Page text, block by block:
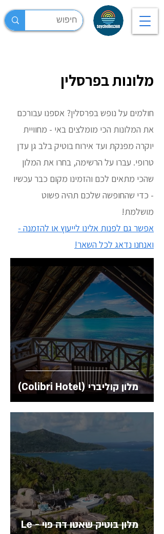
מלונות בפרסלין
חולמים על נופש בפרסלין? אספנו עבורכם
את המלונות הכי מומלצים באי - מחוויית
יוקרה מפנקת ועד אירוח בוטיק בלב גן עדן
טרופי. עברו על הרשימה, בחרו את המלון
שהכי מתאים לכם והזמינו מקום כבר עכשיו
- כדי שהחופשה שלכם תהיה פשוט
מושלמת!
אפשר גם לפנות אלינו לייעוץ או להזמנה -
ואנחנו נדאג לכל השאר!
מלון קוליברי (Colibri Hotel)
מלון בוטיק שאטו דה פוי - Le